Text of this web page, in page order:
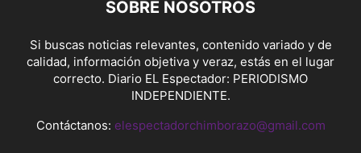
SOBRE NOSOTROS
Si buscas noticias relevantes, contenido variado y de
calidad, información objetiva y veraz, estás en el lugar
correcto. Diario EL Espectador: PERIODISMO
INDEPENDIENTE.
Contáctanos: elespectadorchimborazo@gmail.com